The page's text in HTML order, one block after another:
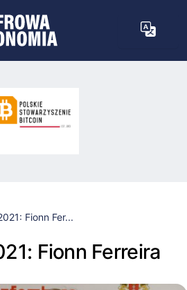
Fionn Fer...
Fionn Ferreira